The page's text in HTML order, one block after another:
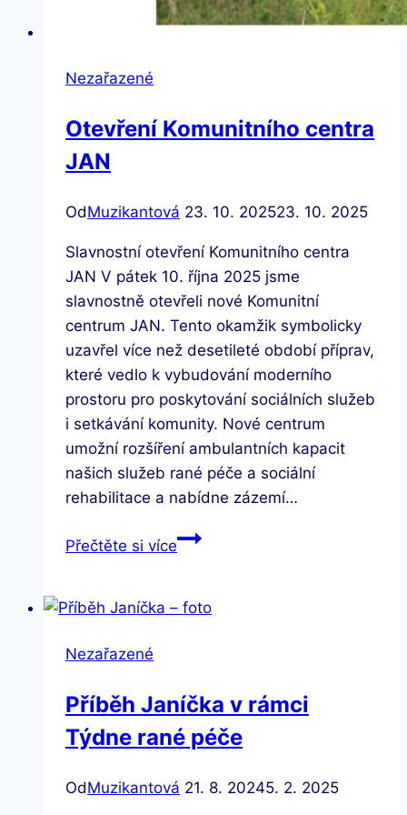
Nezařazené
Otevření Komunitního centra
JAN
OdMuzikantová 23. 10. 202523. 10. 2025
Slavnostní otevření Komunitního centra
JAN V pátek 10. října 2025 jsme
slavnostně otevřeli nové Komunitní
centrum JAN. Tento okamžik symbolicky
uzavřel více než desetileté období příprav,
které vedlo k vybudování moderního
prostoru pro poskytování sociálních služeb
i setkávání komunity. Nové centrum
umožní rozšíření ambulantních kapacit
našich služeb rané péče a sociální
rehabilitace a nabídne zázemí…
Přečtěte si víceOtevření
JAN
Nezařazené
Příběh Janíčka v rámci
Týdne rané péče
OdMuzikantová 21. 8. 20245. 2. 2025